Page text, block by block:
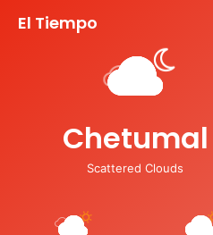
El Tiempo
Chetumal
Scattered Clouds